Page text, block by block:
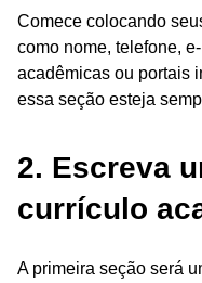
Comece colocando
como nome, telefone,
acadêmicas ou portais
essa seção esteja
2. Escreva
currículo
A primeira seção será